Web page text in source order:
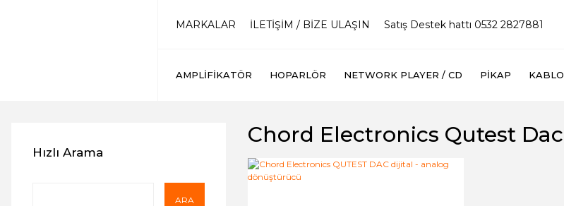
MARKALAR İLETİŞİM / BİZE ULAŞIN Satış Destek hattı 0532 2827881
AMPLIFIKATÖR HOPARLÖR NETWORK PLAYER / CD PIKAP KABLO
Hızlı Arama
ARA
Chord Electronics Qutest Dac